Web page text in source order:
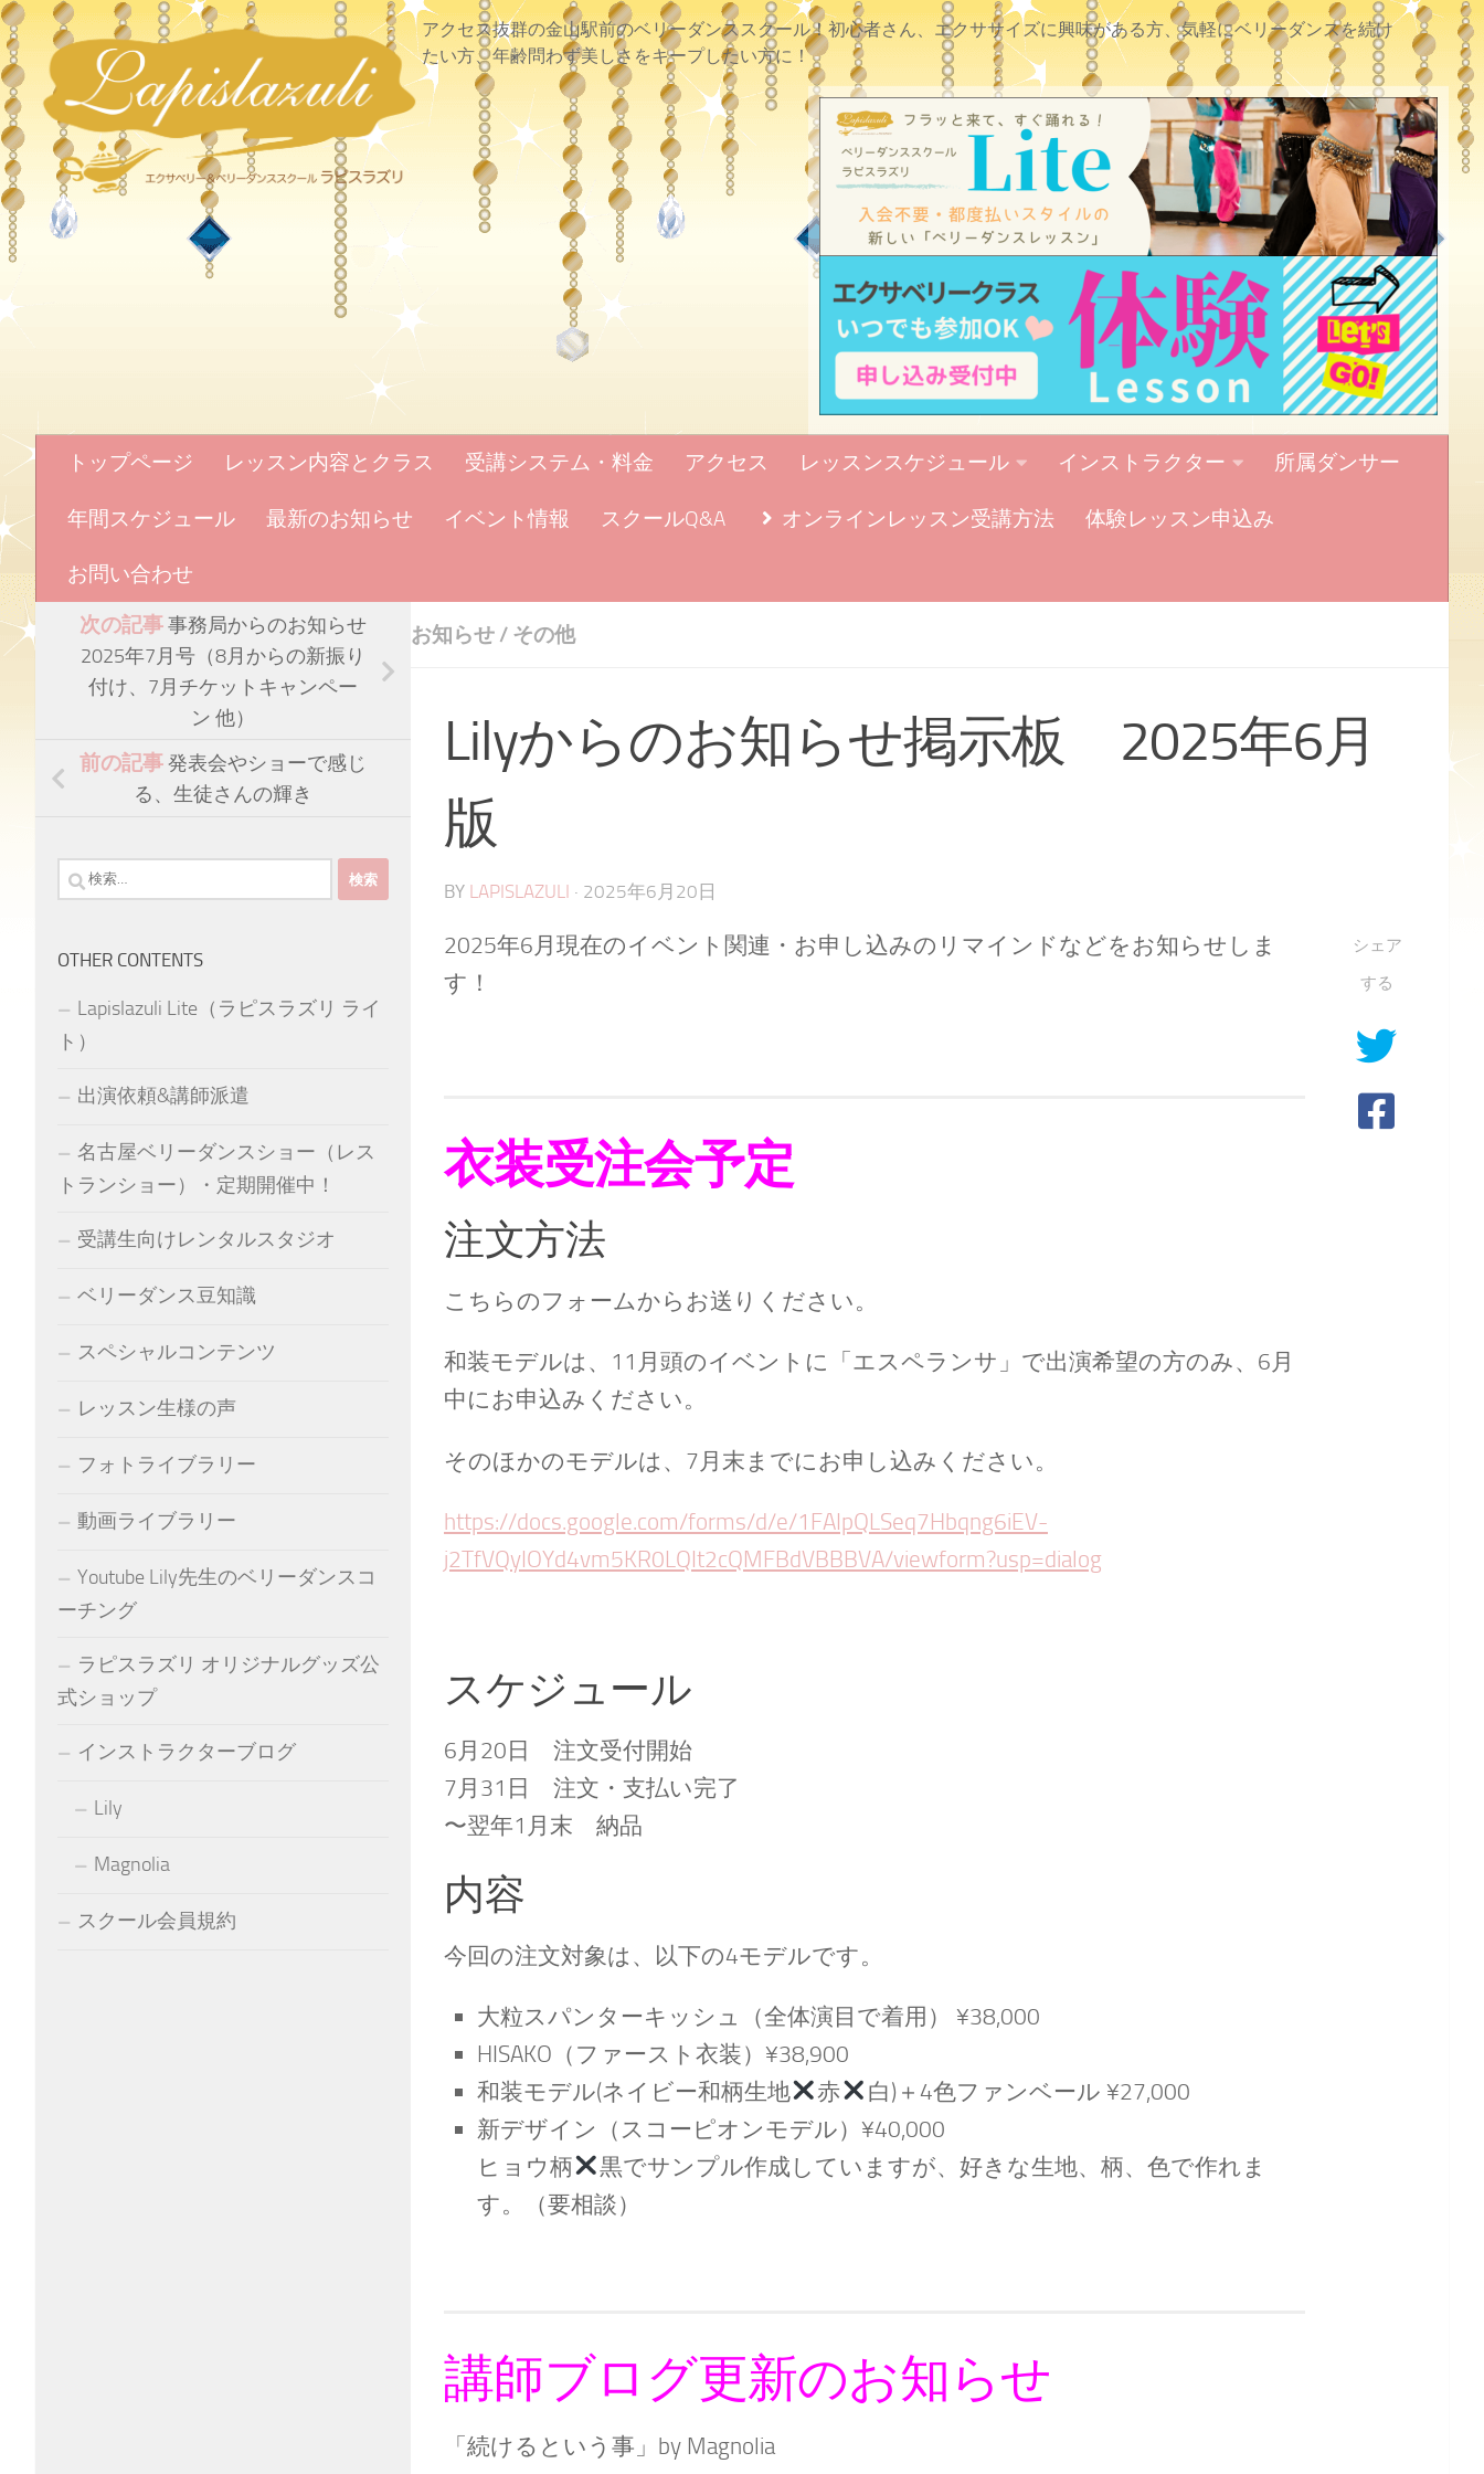
アクセス抜群の金山駅前のベリーダンススクール！初心者さん、エクササイズに興味がある方、気軽にベリーダンスを続け
たい方、年齢問わず美しさをキープしたい方に！
トップページ レッスン内容とクラス 受講システム・料金 アクセス レッスンスケジュール インストラクター 所属ダンサー
年間スケジュール 最新のお知らせ イベント情報 スクールQ&A オンラインレッスン受講方法 体験レッスン申込み
お問い合わせ
お知らせ / その他
Lilyからのお知らせ掲示板 2025年6月
版
BY LAPISLAZULI · 2025年6月20日
2025年6月現在のイベント関連・お申し込みのリマインドなどをお知らせしま
す！
衣装受注会予定
注文方法
こちらのフォームからお送りください。
和装モデルは、11月頭のイベントに「エスペランサ」で出演希望の方のみ、6月
中にお申込みください。
そのほかのモデルは、7月末までにお申し込みください。
https://docs.google.com/forms/d/e/1FAIpQLSeq7Hbqng6iEV-
j2TfVQyIOYd4vm5KR0LQIt2cQMFBdVBBBVA/viewform?usp=dialog
スケジュール
6月20日 注文受付開始
7月31日 注文・支払い完了
〜翌年1月末 納品
内容
今回の注文対象は、以下の4モデルです。
大粒スパンターキッシュ（全体演目で着用） ¥38,000
HISAKO（ファースト衣装）¥38,900
和装モデル(ネイビー和柄生地
赤
白)＋4色ファンベール ¥27,000
新デザイン（スコーピオンモデル）¥40,000
ヒョウ柄
黒でサンプル作成していますが、好きな生地、柄、色で作れま
す。（要相談）
講師ブログ更新のお知らせ
「続けるという事」by Magnolia
シェア
する
次の記事事務局からのお知らせ
2025年7月号（8月からの新振り
付け、7月チケットキャンペー
ン 他）
前の記事発表会やショーで感じ
る、生徒さんの輝き
検
索:
OTHER CONTENTS
Lapislazuli Lite（ラピスラズリ ライ
ト）
出演依頼&講師派遣
名古屋ベリーダンスショー（レス
トランショー）・定期開催中！
受講生向けレンタルスタジオ
ベリーダンス豆知識
スペシャルコンテンツ
レッスン生様の声
フォトライブラリー
動画ライブラリー
Youtube Lily先生のベリーダンスコ
ーチング
ラピスラズリ オリジナルグッズ公
式ショップ
インストラクターブログ
Lily
Magnolia
スクール会員規約